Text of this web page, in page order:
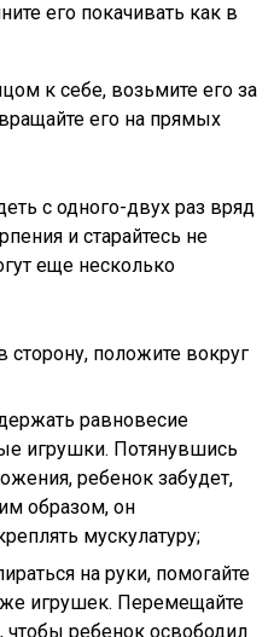
его покачивать как в
к себе, возьмите его за
его на прямых
с одного-двух раз вряд
и старайтесь не
еще несколько
положите вокруг
равновесие
игрушки. Потянувшись
ребенок забудет,
образом, он
мускулатуру;
на руки, помогайте
игрушек. Перемещайте
чтобы ребенок освободил